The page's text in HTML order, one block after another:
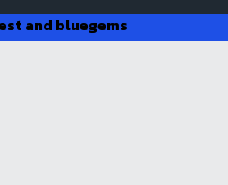
and bluegems